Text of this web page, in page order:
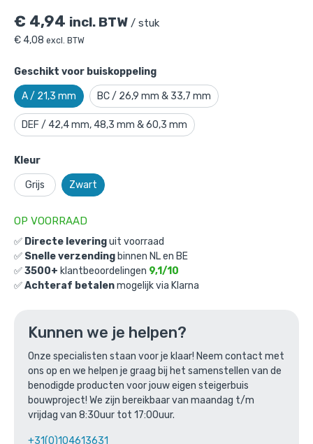
€ 4,94 incl. BTW / stuk
€ 4,08 excl. BTW
Geschikt voor buiskoppeling
A / 21,3 mm BC / 26,9 mm & 33,7 mm
DEF / 42,4 mm, 48,3 mm & 60,3 mm
Kleur
Grijs Zwart
OP VOORRAAD
✅ Directe leveringuit voorraad
✅ Snelle verzending binnen NL en BE
✅3500+ klantbeoordelingen 9,1/10
✅Achteraf betalenmogelijk via Klarna
Kunnen we je helpen?
Onze specialisten staan voor je klaar! Neem contact met
ons op en we helpen je graag bij het samenstellen van de
benodigde producten voor jouw eigen steigerbuis
bouwproject! We zijn bereikbaar van maandag t/m
vrijdag van 8:30uur tot 17:00uur.
+31(0)104613631
21,3 mm
21,3 mm
Gekozen aantal: x 1
Productnummer: 101078ZWA
€4,94 incl. BTW/ stuk
€4,08 excl. BTW